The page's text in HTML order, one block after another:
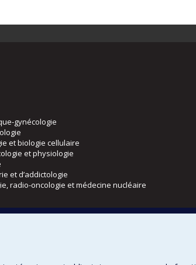
gynécologie
et biologie cellulaire
et physiologie
et d’addictologie
radio-oncologie et médecine nucléaire